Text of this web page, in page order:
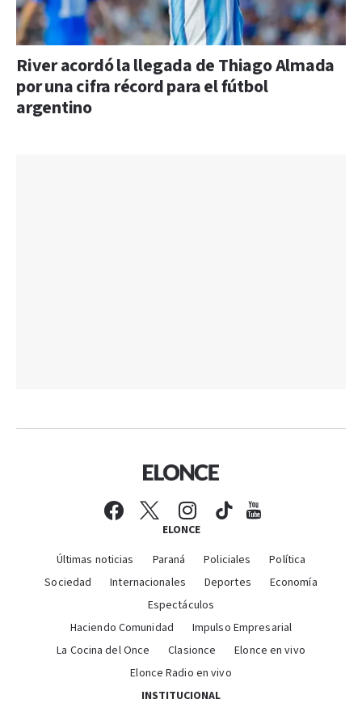
River acordó la llegada de Thiago Almada
por una cifra récord para el fútbol
argentino
ELONCE
Últimas noticias Paraná Policiales
Política
Sociedad
Internacionales Deportes
Economía
Espectáculos
Haciendo Comunidad
Impulso Empresarial
La Cocina del Once
Clasionce
Elonce en vivo
Elonce Radio en vivo
INSTITUCIONAL